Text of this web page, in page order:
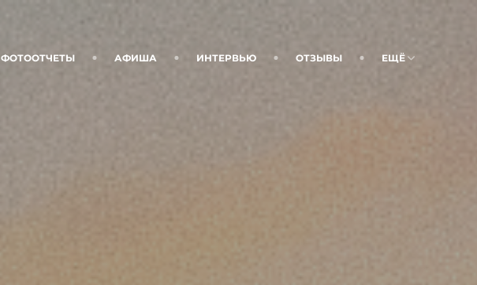
ФОТООТЧЕТЫ АФИША ИНТЕРВЬЮ ОТЗЫВЫ ЕЩЁ